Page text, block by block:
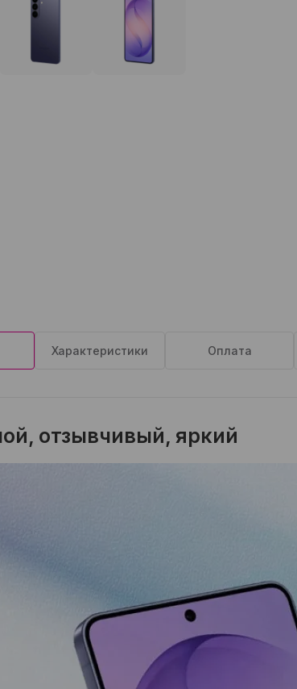
Характеристики Оплата
отзывчивый, яркий